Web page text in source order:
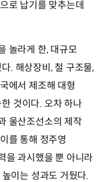
로 납기를 맞추는데
놀라게 한, 대규모
. 해상장비, 철 구조물,
에서 제조해 대형
것이다. 오차 하나
울산조선소의 제작
를 통해 정주영
을 과시했을 뿐 아니라
이는 성과도 거뒀다.